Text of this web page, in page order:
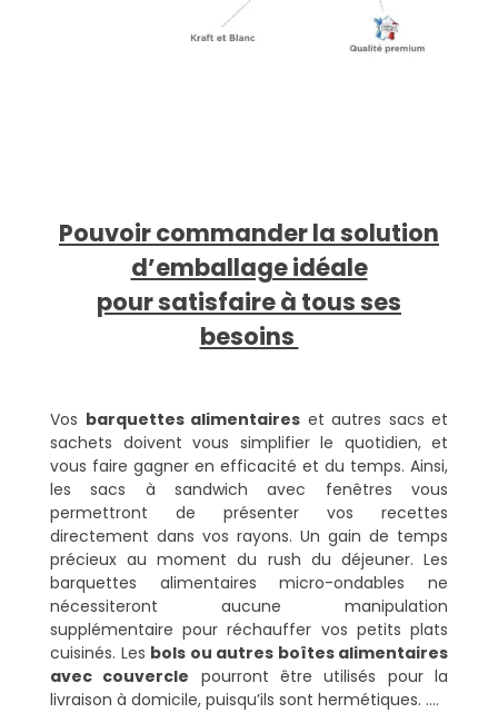
Pouvoir commander la solution
d’emballage idéale
pour satisfaire à tous ses
besoins
Vos barquettes alimentaires et autres sacs et
sachets doivent vous simplifier le quotidien, et
vous faire gagner en efficacité et du temps. Ainsi,
les sacs à sandwich avec fenêtres vous
permettront de présenter vos recettes
directement dans vos rayons. Un gain de temps
précieux au moment du rush du déjeuner. Les
barquettes alimentaires micro-ondables ne
nécessiteront aucune manipulation
supplémentaire pour réchauffer vos petits plats
cuisinés. Les bols ou autres boîtes alimentaires
avec couvercle pourront être utilisés pour la
livraison à domicile, puisqu’ils sont hermétiques. ….